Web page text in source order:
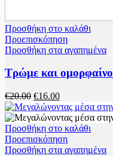
Προσθήκη στο καλάθι
Προεπισκόπηση
Προσθήκη στα αγαπημένα
Τρώμε και
€20.00 Original
price
was:
€20.00.
€16.00Η
τρέχουσα
τιμή
είναι:
€16.00.
Προσθήκη στο καλάθι
Προεπισκόπηση
Προσθήκη στα αγαπημένα